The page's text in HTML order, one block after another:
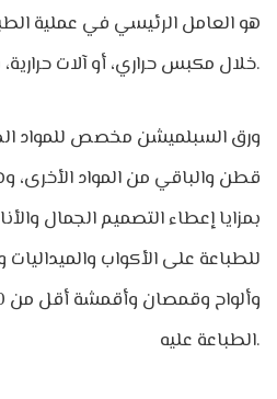
هو العامل الرئيسي في عملية
خلال مكبس حراري، أو آلات حرارية، فجميعها تعمل بالحرارة.
قطن والباقي من المواد الأخرى،
بمزايا إعطاء التصميم الجمال
للطباعة على الأكواب
الطباعة عليه.